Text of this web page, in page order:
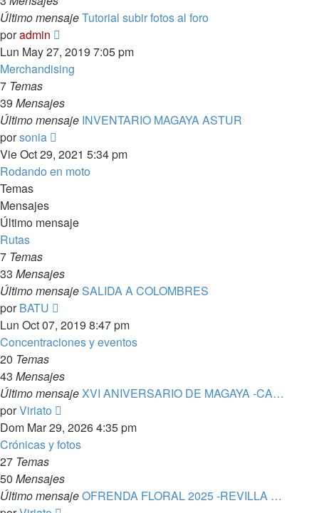
Último mensajeTutorial subir fotos al foro
poradmin
último
mensaje
Lun May 27, 2019 7:05 pm
Merchandising
7 Temas
39 Mensajes
Último mensaje INVENTARIO MAGAYA ASTUR
porsonia
último
mensaje
Vie Oct 29, 2021 5:34 pm
Rodando en moto
Temas
Mensajes
Último mensaje
Rutas
7 Temas
33 Mensajes
Último mensajeSALIDA A COLOMBRES
porBATU
último
mensaje
Lun Oct 07, 2019 8:47 pm
Concentraciones y eventos
20 Temas
43 Mensajes
Último mensajeXVI ANIVERSARIO DE MAGAYA -CA…
porViriato
último
mensaje
Dom Mar 29, 2026 4:35 pm
Crónicas y fotos
27 Temas
50 Mensajes
Último mensajeOFRENDA FLORAL 2025 -REVILLA …